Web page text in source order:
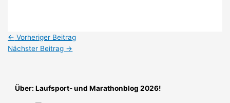
← Vorheriger Beitrag
Nächster Beitrag →
Über: Laufsport- und Marathonblog 2026!